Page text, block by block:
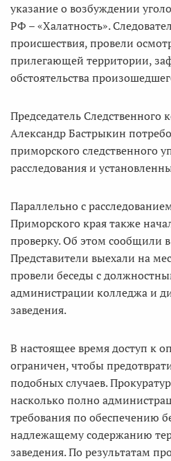
указание о возбуждении
РФ – «Халатность».
происшествия, провели
прилегающей территории,
обстоятельства
Председатель Следственного
Александр Бастрыкин
приморского следственного
расследования и
Параллельно с
Приморского края также
проверку. Об этом сообщили
Представители выехали на
провели беседы с
администрации колледжа и
заведения.
В настоящее время доступ к
ограничен, чтобы
подобных случаев.
насколько полно
требования по обеспечению
надлежащему содержанию
заведения. По результатам